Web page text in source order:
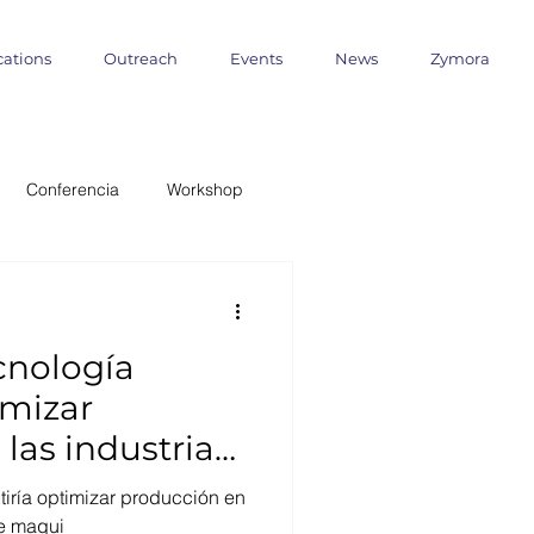
Outreach Events News Zymora
Conferencia Workshop
ANID
industrias
maqui
optimizar producción en
maqui